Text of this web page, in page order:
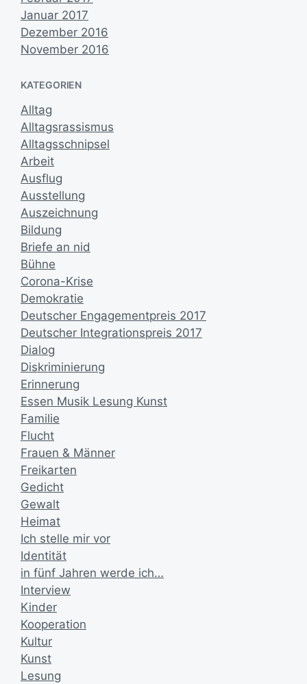
Januar 2017
Dezember 2016
November 2016
KATEGORIEN
Alltag
Alltagsrassismus
Alltagsschnipsel
Arbeit
Ausflug
Ausstellung
Auszeichnung
Bildung
Briefe an nid
Bühne
Corona-Krise
Demokratie
Deutscher Engagementpreis 2017
Deutscher Integrationspreis 2017
Dialog
Diskriminierung
Erinnerung
Essen Musik Lesung Kunst
Familie
Flucht
Frauen & Männer
Freikarten
Gedicht
Gewalt
Heimat
Ich stelle mir vor
Identität
in fünf Jahren werde ich…
Interview
Kinder
Kooperation
Kultur
Kunst
Lesung